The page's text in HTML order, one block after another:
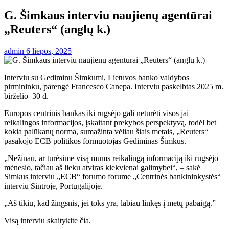
G. Šimkaus interviu naujienų agentūrai
„Reuters“ (anglų k.)
admin 6 liepos, 2025
Interviu su Gediminu Šimkumi, Lietuvos banko valdybos
pirmininku, parengė Francesco Canepa. Interviu paskelbtas 2025 m.
birželio 30 d.
Europos centrinis bankas iki rugsėjo gali neturėti visos jai
reikalingos informacijos, įskaitant prekybos perspektyvą, todėl bet
kokia palūkanų norma, sumažinta vėliau šiais metais, „Reuters“
pasakojo ECB politikos formuotojas Gediminas Šimkus.
„Nežinau, ar turėsime visą mums reikalingą informaciją iki rugsėjo
mėnesio, tačiau aš lieku atviras kiekvienai galimybei“, – sakė
Simkus interviu „ECB“ forumo forume „Centrinės bankininkystės“
interviu Sintroje, Portugalijoje.
„Aš tikiu, kad žingsnis, jei toks yra, labiau linkęs į metų pabaigą.”
Visą interviu skaitykite čia.